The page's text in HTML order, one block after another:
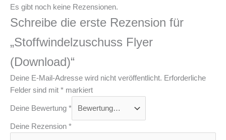
Es gibt noch keine Rezensionen.
Schreibe die erste Rezension für
„Stoffwindelzuschuss Flyer
(Download)“
Deine E-Mail-Adresse wird nicht veröffentlicht. Erforderliche
Felder sind mit * markiert
Deine Bewertung *
Deine Rezension *